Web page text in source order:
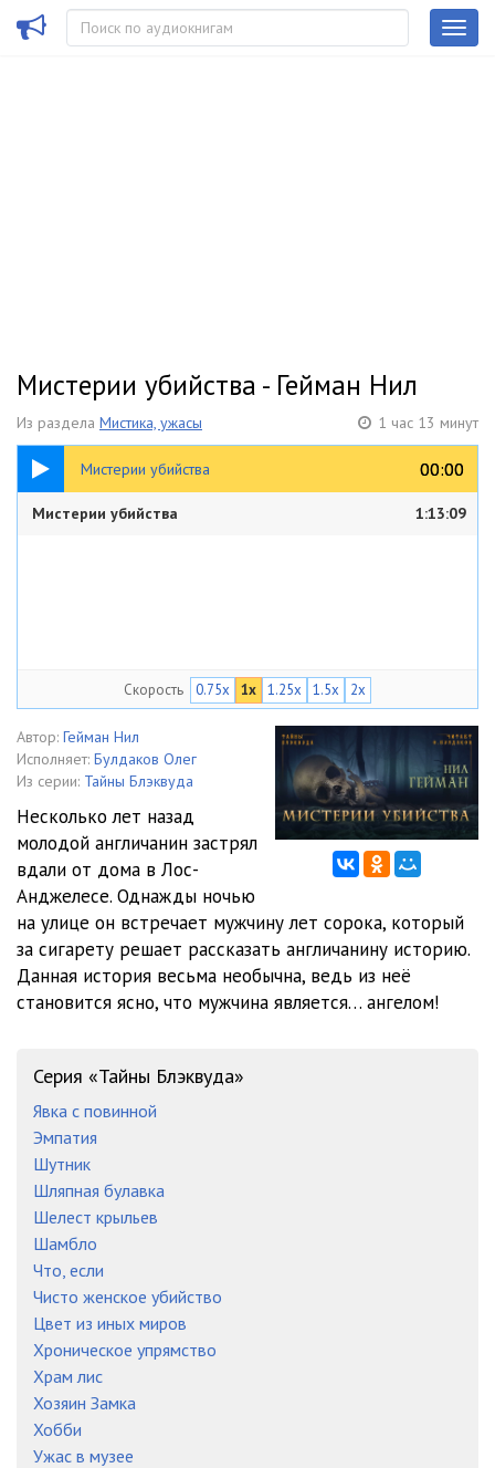
Мистерии убийства - Гейман Нил
Из раздела Мистика, ужасы 1 час 13 минут
Мистерии убийства 00:00
00:00
1:13:09
Мистерии убийства 1:13:09
Скорость 0.75x 1x 1.25x 1.5x 2x
Автор: Гейман Нил
Исполняет: Булдаков Олег
Из серии: Тайны Блэквуда
Несколько лет назад
молодой англичанин застрял
вдали от дома в Лос-
Анджелесе. Однажды ночью
на улице он встречает мужчину лет сорока, который
за сигарету решает рассказать англичанину историю.
Данная история весьма необычна, ведь из неё
становится ясно, что мужчина является… ангелом!
Серия «Тайны Блэквуда»
Явка с повинной
Эмпатия
Шутник
Шляпная булавка
Шелест крыльев
Шамбло
Что, если
Чисто женское убийство
Цвет из иных миров
Хроническое упрямство
Храм лис
Хозяин Замка
Хобби
Ужас в музее